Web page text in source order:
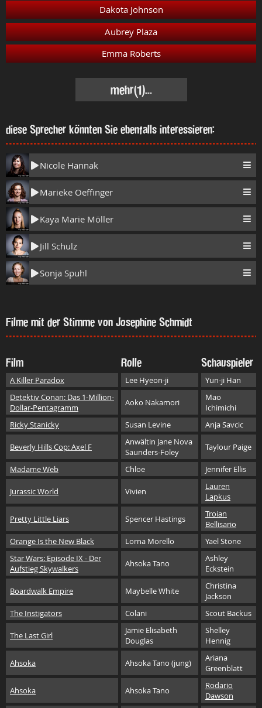
Dakota Johnson
Aubrey Plaza
Emma Roberts
mehr(1)...
diese Sprecher könnten Sie ebenfalls interessieren:
Nicole Hannak
Marieke Oeffinger
Kaya Marie Möller
Jill Schulz
Sonja Spuhl
Filme mit der Stimme von Josephine Schmidt
Film Rolle Schauspieler
A Killer Paradox Lee Hyeon-ji
Yun-ji Han
Detektiv Conan: Das 1-Million-
Dollar-Pentagramm
Aoko Nakamori
Mao
Ichimichi
Ricky Stanicky
Susan Levine Anja Savcic
Beverly Hills Cop: Axel F
Anwältin Jane Nova
Saunders-Foley
Taylour Paige
Madame Web Chloe Jennifer Ellis
Jurassic World Vivien
Lauren
Lapkus
Pretty Little Liars Spencer Hastings
Troian
Bellisario
Orange Is the New Black
Lorna Morello
Yael Stone
Star Wars: Episode IX - Der
Aufstieg Skywalkers
Ahsoka Tano
Ashley
Eckstein
Boardwalk Empire Maybelle White
Christina
Jackson
The Instigators
Colani Scout Backus
The Last Girl
Jamie Elisabeth
Douglas
Shelley
Hennig
Ahsoka Ahsoka Tano (jung)
Ariana
Greenblatt
Ahsoka Ahsoka Tano
Rodario
Dawson